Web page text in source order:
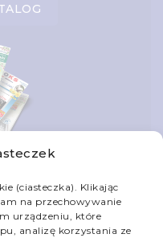
(ciasteczka). Klikając
na przechowywanie
urządzeniu, które
analizę korzystania ze